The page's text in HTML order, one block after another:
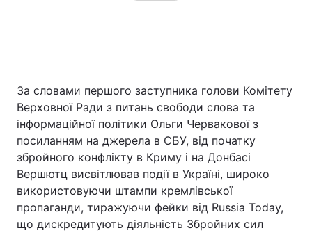
За словами першого заступника голови Комітету
Верховної Ради з питань свободи слова та
інформаційної політики Ольги Червакової з
посиланням на джерела в СБУ, від початку
збройного конфлікту в Криму і на Донбасі
Вершютц висвітлював події в Україні, широко
використовуючи штампи кремлівської
пропаганди, тиражуючи фейки від Russia Today,
що дискредитують діяльність Збройних сил